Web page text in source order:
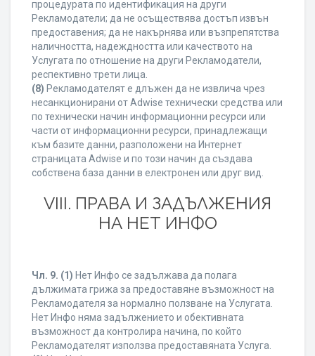
процедурата по идентификация на други
Рекламодатели; да не осъществява достъп извън
предоставения; да не накърнява или възпрепятства
наличността, надеждността или качеството на
Услугата по отношение на други Рекламодатели,
респективно трети лица.
(8) Рекламодателят е длъжен да не извлича чрез
несанкционирани от Adwise технически средства или
по технически начин информационни ресурси или
части от информационни ресурси, принадлежащи
към базите данни, разположени на Интернет
страницата Adwise и по този начин да създава
собствена база данни в електронен или друг вид.
VIII. ПРАВА И ЗАДЪЛЖЕНИЯ
НА НЕТ ИНФО
Чл. 9. (1) Нет Инфо се задължава да полага
дължимата грижа за предоставяне възможност на
Рекламодателя за нормално ползване на Услугата.
Нет Инфо няма задължението и обективната
възможност да контролира начина, по който
Рекламодателят използва предоставяната Услуга.